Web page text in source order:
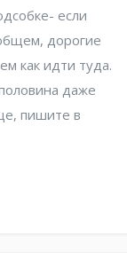
если
дорогие
как идти туда.
даже
пишите в